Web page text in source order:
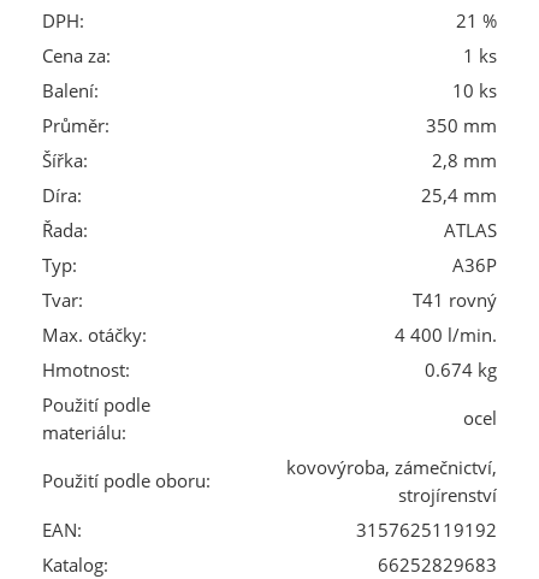
DPH:
21 %
Cena za:
1 ks
Balení:
10 ks
Průměr:
350 mm
Šířka:
2,8 mm
Díra:
25,4 mm
Řada:
ATLAS
Typ:
A36P
Tvar:
T41 rovný
Max. otáčky:
4 400 l/min.
Hmotnost:
0.674 kg
Použití podle
materiálu:
ocel
Použití podle oboru:
kovovýroba, zámečnictví,
strojírenství
EAN:
3157625119192
Katalog:
66252829683